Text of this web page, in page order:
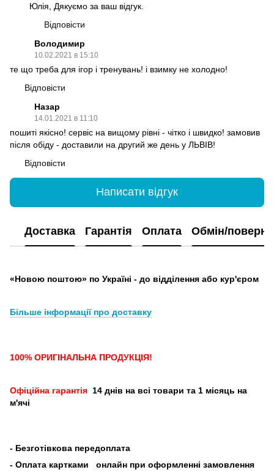
Юлія, Дякуємо за ваш відгук.
Відповісти
Володимир
10.02.2021 в 15:10
те що треба для ігор і тренувань! і взимку не холодно!
Відповісти
Назар
14.01.2021 в 11:10
пошиті якісно! сервіс на вищому рівні - чітко і швидко! замовив
після обіду - доставили на другий же день у ЛЬВІВ!
Відповісти
Написати відгук
Доставка Гарантія Оплата Обмін/
«Новою поштою» по Україні - до відділення або кур'єром
Більше інформації про доставку
100% ОРИГІНАЛЬНА ПРОДУКЦІЯ!
Офіційна гарантія 14 днів на всі товари та 1 місяць на
м'ячі
- Безготівкова передоплата
- Оплата картками
онлайн при оформленні замовлення